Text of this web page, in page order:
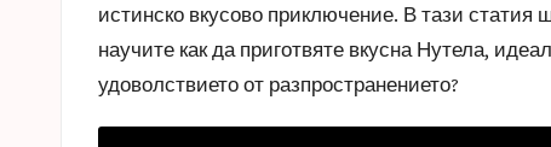
истинско вкусово приключение. В тази статия
научите как да приготвяте вкусна Нутела,
удоволствието от разпространението?